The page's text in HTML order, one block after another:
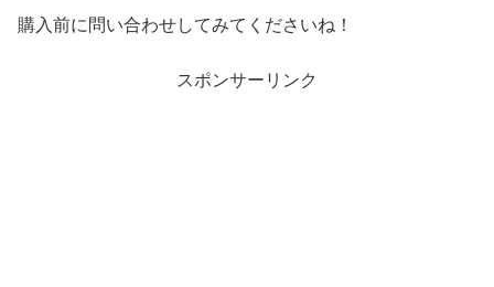
購入前に問い合わせしてみてくださいね！
スポンサーリンク